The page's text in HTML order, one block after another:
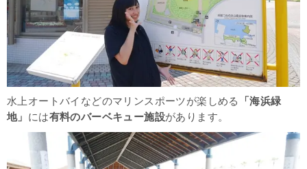
水上オートバイなどのマリンスポーツが楽しめる
「海浜緑
地」 には有料のバーベキュー施設があります。